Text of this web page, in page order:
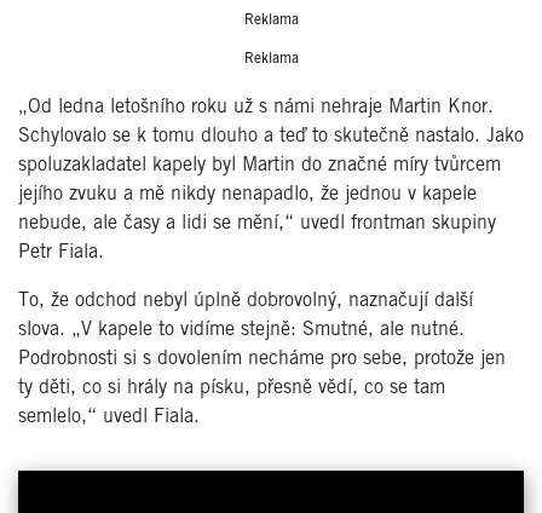
Reklama
Reklama
„Od ledna letošního roku už s námi nehraje Martin Knor.
Schylovalo se k tomu dlouho a teď to skutečně nastalo. Jako
spoluzakladatel kapely byl Martin do značné míry tvůrcem
jejího zvuku a mě nikdy nenapadlo, že jednou v kapele
nebude, ale časy a lidi se mění,“ uvedl frontman skupiny
Petr Fiala.
To, že odchod nebyl úplně dobrovolný, naznačují další
slova. „V kapele to vidíme stejně: Smutné, ale nutné.
Podrobnosti si s dovolením necháme pro sebe, protože jen
ty děti, co si hrály na písku, přesně vědí, co se tam
semlelo,“ uvedl Fiala.